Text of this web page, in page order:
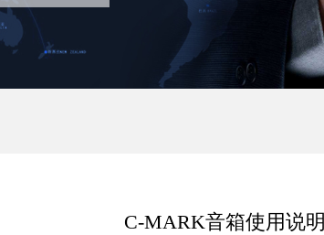
C-MARK音箱使用说明